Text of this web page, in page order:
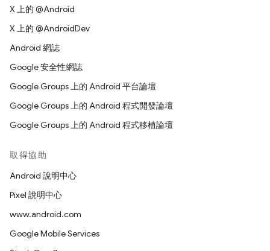
X 上的 @Android
X 上的 @AndroidDev
Android 網誌
Google 安全性網誌
Google Groups 上的 Android 平台論壇
Google Groups 上的 Android 程式開發論壇
Google Groups 上的 Android 程式移植論壇
取得協助
Android 說明中心
Pixel 說明中心
www.android.com
Google Mobile Services